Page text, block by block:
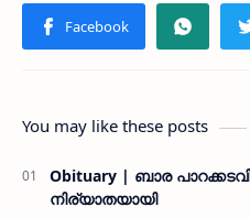
You may like these posts
Obituary | ബാര
നിര്യാതയായി